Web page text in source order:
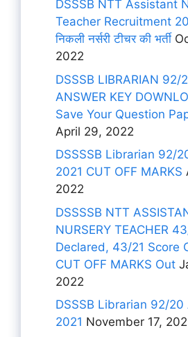
DSSSB NTT Assistant
Teacher Recruitment
निकली नर्सरी टीचर की भर्ती
2022
DSSSB LIBRARIAN 92/
ANSWER KEY
Save Your Question
April 29, 2022
DSSSSB Librarian 92/
2021 CUT OFF MARKS
2022
DSSSSB NTT
NURSERY TEACHER
Declared, 43/21 Score
CUT OFF MARKS Out
2022
DSSSB Librarian 92/
2021 November 17,